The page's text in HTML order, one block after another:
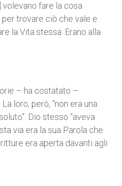
fare la cosa
trovare ciò che vale e
la Vita stessa. Erano alla
– ha costatato –
loro, però, “non era una
Dio stesso “aveva
via era la sua Parola che
era aperta davanti agli